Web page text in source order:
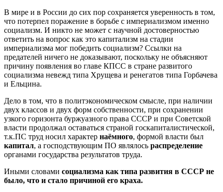
В мире и в России до сих пор сохраняется уверенность в том,
что потерпел поражение в борьбе с империализмом именно
социализм. И никто не может с научной достоверностью
ответить на вопрос как это капитализм на стадии
империализма мог победить социализм? Ссылки на
предателей ничего не доказывают, поскольку не объясняют
причину появления во главе КПСС в стране развитого
социализма невежд типа Хрущева и ренегатов типа Горбачева
и Ельцина.
Дело в том, что в политэкономическом смысле, при наличии
двух классов и двух форм собственности, при сохранении
узкого горизонта буржуазного права СССР и при Советской
власти продолжал оставаться страной госкапиталистической,
т.к.ПС труд носил характер наёмного, формой власти был
капитал, а господствующим ПО являлось распределение
органами государства результатов труда.
Иными словами социализма как типа развития в СССР не
было, что и стало причиной его краха.